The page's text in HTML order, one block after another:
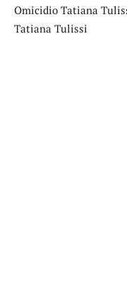
Omicidio Tatiana
Tatiana Tulissi